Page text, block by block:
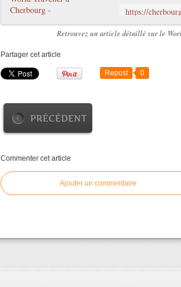
Retrouvez un article détaillé sur le
Partager cet article
Repost 0
PRÉCÉDENT
Commenter cet article
Ajouter un commentaire